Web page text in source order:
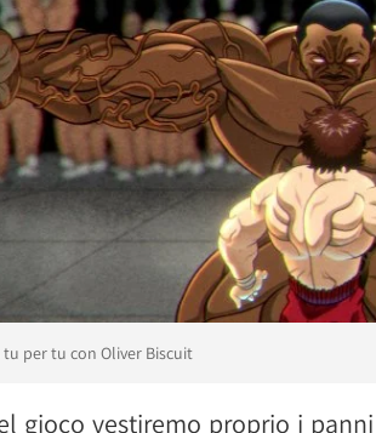
tu per tu con Oliver Biscuit
gioco vestiremo proprio i